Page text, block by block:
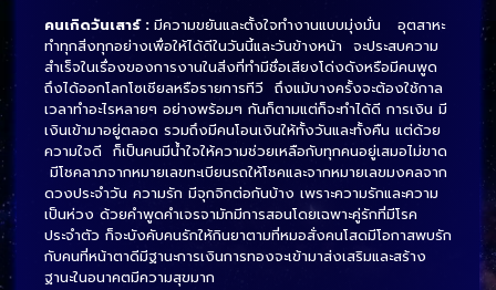
คนเกิดวันเสาร์ : มีความขยันและตั้งใจทำงานแบบมุ่งมั่น อุตสาหะ
ทำทุกสิ่งทุกอย่างเพื่อให้ได้ดีในวันนี้และวันข้างหน้า จะประสบความ
สำเร็จในเรื่องของการงานในสิ่งที่ทำมีชื่อเสียงโด่งดังหรือมีคนพูด
ถึงได้ออกโลกโซเชียลหรือรายการทีวี ถึงแม้บางครั้งจะต้องใช้กาล
เวลาทำอะไรหลายๆ อย่างพร้อมๆ กันก็ตามแต่ก็จะทำได้ดี การเงิน มี
เงินเข้ามาอยู่ตลอด รวมถึงมีคนโอนเงินให้ทั้งวันและทั้งคืน แต่ด้วย
ความใจดี ก็เป็นคนมีน้ำใจให้ความช่วยเหลือกับทุกคนอยู่เสมอไม่ขาด
มีโชคลาภจากหมายเลขทะเบียนรถให้โชคและจากหมายเลขมงคลจาก
ดวงประจำวัน ความรัก มีจุกจิกต่อกันบ้าง เพราะความรักและความ
เป็นห่วง ด้วยคำพูดคำเจรจามักมีการสอนโดยเฉพาะคู่รักที่มีโรค
ประจำตัว ก็จะบังคับคนรักให้กินยาตามที่หมอสั่งคนโสดมีโอกาสพบรัก
กับคนที่หน้าตาดีมีฐานะการเงินการทองจะเข้ามาส่งเสริมและสร้าง
ฐานะในอนาคตมีความสุขมาก